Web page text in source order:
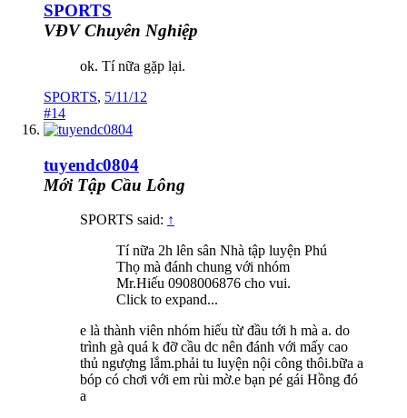
SPORTS
VĐV Chuyên Nghiệp
ok. Tí nữa gặp lại.
SPORTS, 5/11/12
#14
tuyendc0804
Mới Tập Cầu Lông
SPORTS said: ↑
Tí nữa 2h lên sân Nhà tập luyện Phú
Thọ mà đánh chung với nhóm
Mr.Hiếu 0908006876 cho vui.
Click to expand...
e là thành viên nhóm hiếu từ đầu tới h mà a. do
trình gà quá k đỡ cầu dc nên đánh với mấy cao
thủ ngượng lắm.phải tu luyện nội công thôi.bữa a
bóp có chơi với em rùi mờ.e bạn pé gái Hồng đó
a